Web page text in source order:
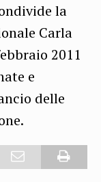
la
Carla
2011
e
delle